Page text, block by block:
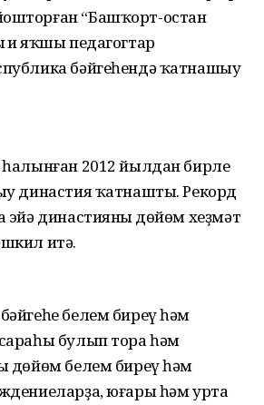
“Башҡорт-остан
иң яҡшы педагогтар
бәйгеһендә ҡатнашыу
һалынған 2012 йылдан бирле
династия ҡатнашты. Рекорд
эйә династияның дөйөм хеҙмәт
итә.
белем биреү һәм
булып тора һәм
дөйөм белем биреү һәм
юғары һәм урта